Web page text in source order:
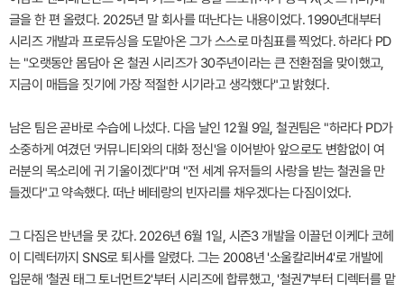
글을 한 편 올렸다. 2025년 말 회사를 떠난다는 내용이었다. 1990년대부터
시리즈 개발과 프로듀싱을 도맡아온 그가 스스로 마침표를 찍었다. 하라다 PD
는 "오랫동안 몸담아 온 철권 시리즈가 30주년이라는 큰 전환점을 맞이했고,
지금이 매듭을 짓기에 가장 적절한 시기라고 생각했다"고 밝혔다.
남은 팀은 곧바로 수습에 나섰다. 다음 날인 12월 9일, 철권팀은 "하라다 PD가
소중하게 여겼던 '커뮤니티와의 대화 정신'을 이어받아 앞으로도 변함없이 여
러분의 목소리에 귀 기울이겠다"며 "전 세계 유저들의 사랑을 받는 철권을 만
들겠다"고 약속했다. 떠난 베테랑의 빈자리를 채우겠다는 다짐이었다.
그 다짐은 반년을 못 갔다. 2026년 6월 1일, 시즌3 개발을 이끌던 이케다 코헤
이 디렉터까지 SNS로 퇴사를 알렸다. 그는 2008년 '소울칼리버4'로 개발에
입문해 '철권 태그 토너먼트2'부터 시리즈에 합류했고, '철권7'부터 디렉터를 맡